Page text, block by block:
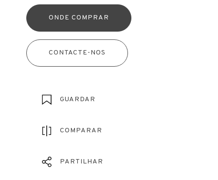
ONDE COMPRAR
CONTACTE-NOS
GUARDAR
COMPARAR
PARTILHAR